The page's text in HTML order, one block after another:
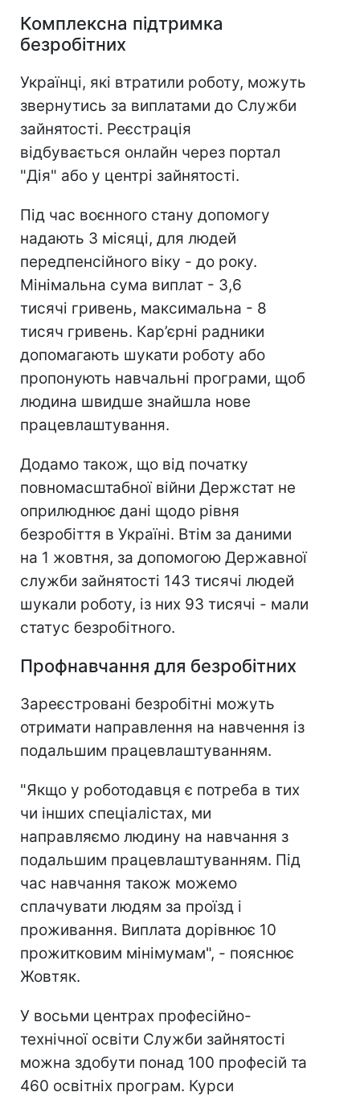
Комплексна підтримка
безробітних
Українці, які втратили роботу, можуть
звернутись за виплатами до Служби
зайнятості. Реєстрація
відбувається онлайн через портал
"Дія" або у центрі зайнятості.
Під час воєнного стану допомогу
надають 3 місяці, для людей
передпенсійного віку - до року.
Мінімальна сума виплат - 3,6
тисячі гривень, максимальна - 8
тисяч гривень. Кар’єрні радники
допомагають шукати роботу або
пропонують навчальні програми, щоб
людина швидше знайшла нове
працевлаштування.
Додамо також, що від початку
повномасштабної війни Держстат не
оприлюднює дані щодо рівня
безробіття в Україні. Втім за даними
на 1 жовтня, за допомогою Державної
служби зайнятості 143 тисячі людей
шукали роботу, із них 93 тисячі - мали
статус безробітного.
Профнавчання для безробітних
Зареєстровані безробітні можуть
отримати направлення на навчення із
подальшим працевлаштуванням.
"Якщо у роботодавця є потреба в тих
чи інших спеціалістах, ми
направляємо людину на навчання з
подальшим працевлаштуванням. Під
час навчання також можемо
сплачувати людям за проїзд і
проживання. Виплата дорівнює 10
прожитковим мінімумам", - пояснює
Жовтяк.
У восьми центрах професійно-
технічної освіти Служби зайнятості
можна здобути понад 100 професій та
460 освітніх програм. Курси